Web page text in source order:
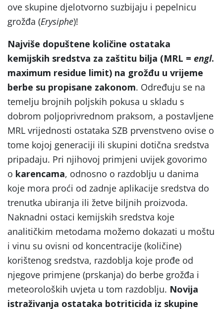
ove skupine djelotvorno suzbijaju i pepelnicu
grožđa (Erysiphe)!
Najviše dopuštene količine ostataka
kemijskih sredstva za zaštitu bilja (MRL = engl.
maximum residue limit) na grožđu u vrijeme
berbe su propisane zakonom. Određuju se na
temelju brojnih poljskih pokusa u skladu s
dobrom poljoprivrednom praksom, a postavljene
MRL vrijednosti ostataka SZB prvenstveno ovise o
tome kojoj generaciji ili skupini dotična sredstva
pripadaju. Pri njihovoj primjeni uvijek govorimo
o karencama, odnosno o razdoblju u danima
koje mora proći od zadnje aplikacije sredstva do
trenutka ubiranja ili žetve biljnih proizvoda.
Naknadni ostaci kemijskih sredstva koje
analitičkim metodama možemo dokazati u moštu
i vinu su ovisni od koncentracije (količine)
korištenog sredstva, razdoblja koje prođe od
njegove primjene (prskanja) do berbe grožđa i
meteoroloških uvjeta u tom razdoblju. Novija
istraživanja ostataka botriticida iz skupine